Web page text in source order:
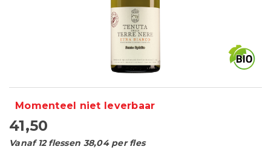
Momenteel niet leverbaar
41,50
Vanaf 12 flessen 38,04 per fles